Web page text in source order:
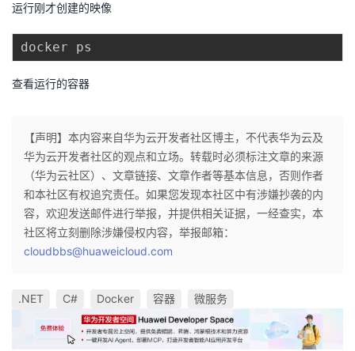
运行刚才创建的映像
查看运行的容器
【声明】本内容来自华为云开发者社区博主，不代表华为云及
华为云开发者社区的观点和立场。转载时必须标注文章的来源
（华为云社区）、文章链接、文章作者等基本信息，否则作者
和本社区有权追究责任。如果您发现本社区中有涉嫌抄袭的内
容，欢迎发送邮件进行举报，并提供相关证据，一经查实，本
社区将立刻删除涉嫌侵权内容，举报邮箱：
cloudbbs@huaweicloud.com
.NET C# Docker 容器 微服务